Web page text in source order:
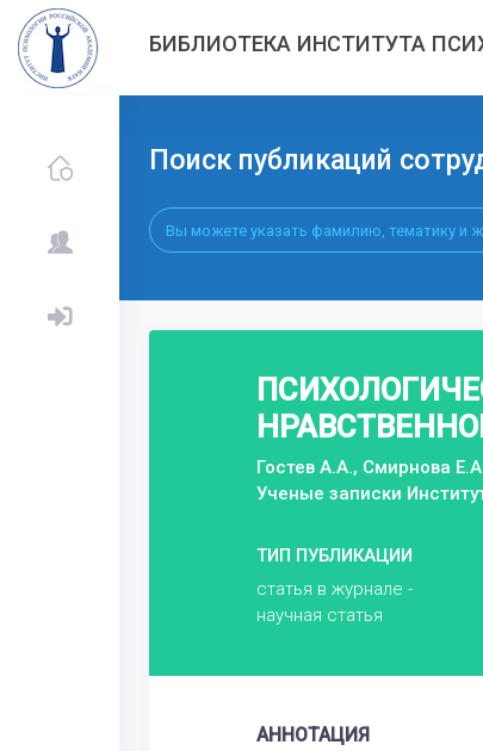
БИБЛИОТЕКА ИНСТИТУТА
Поиск публикаций
Гостев А.А., Смирнова
Ученые записки
ТИП ПУБЛИКАЦИИ
статья в журнале -
научная статья
АННОТАЦИЯ